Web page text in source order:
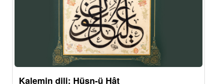
Kalemin dili: Hüsn-ü Hât